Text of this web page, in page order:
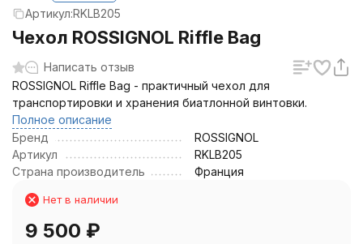
Артикул:RKLB205
Чехол ROSSIGNOL Riffle Bag
Написать отзыв
ROSSIGNOL Riffle Bag - практичный чехол для
транспортировки и хранения биатлонной винтовки.
Полное описание
Бренд
ROSSIGNOL
Артикул
RKLB205
Страна производитель
Франция
Нет в наличии
9 500 ₽